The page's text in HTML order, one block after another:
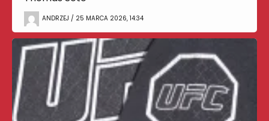
ANDRZEJ / 25 MARCA 2026, 14:34